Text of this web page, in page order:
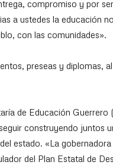
compromiso y por
a ustedes la educación
con las comunidades».
preseas y diplomas,
de Educación
construyendo juntos
estado. «La
del Plan Estatal de